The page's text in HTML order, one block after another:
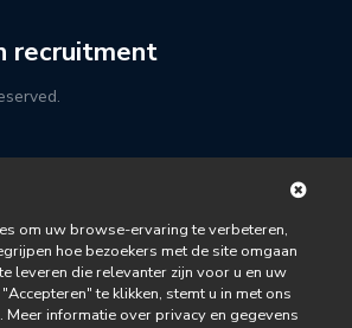
recruitment
om uw browse-ervaring te verbeteren,
hoe bezoekers met de site omgaan
leveren die relevanter zijn voor u en uw
te klikken, stemt u in met ons
Meer informatie over privacy en gegevens